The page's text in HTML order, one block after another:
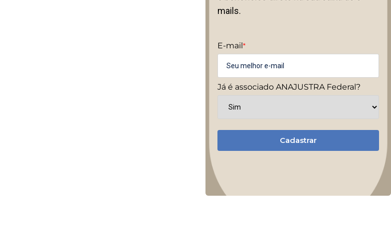
mails.
E-mail *
Já é associado ANAJUSTRA Federal?
Cadastrar